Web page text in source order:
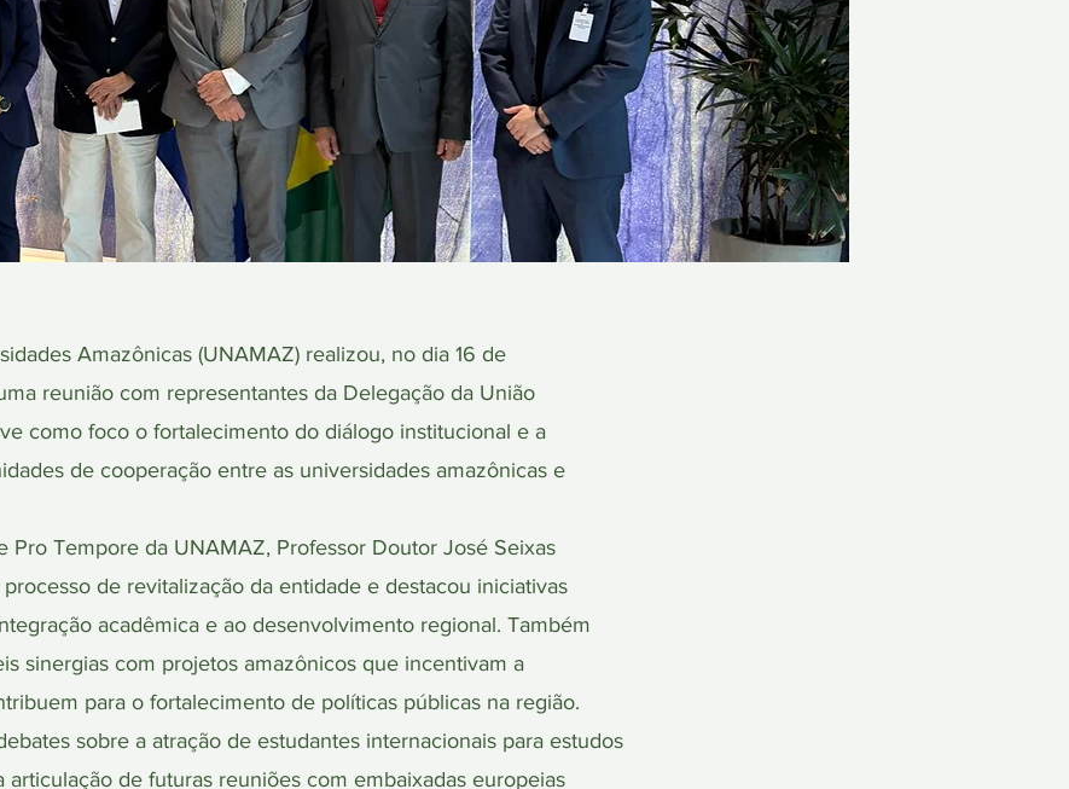
Amazônicas (UNAMAZ) realizou, no dia 16 de
reunião com representantes da Delegação da União
como foco o fortalecimento do diálogo institucional e a
de cooperação entre as universidades amazônicas e
Pro Tempore da UNAMAZ, Professor Doutor José Seixas
de revitalização da entidade e destacou iniciativas
acadêmica e ao desenvolvimento regional. Também
sinergias com projetos amazônicos que incentivam a
para o fortalecimento de políticas públicas na região.
sobre a atração de estudantes internacionais para estudos
articulação de futuras reuniões com embaixadas europeias